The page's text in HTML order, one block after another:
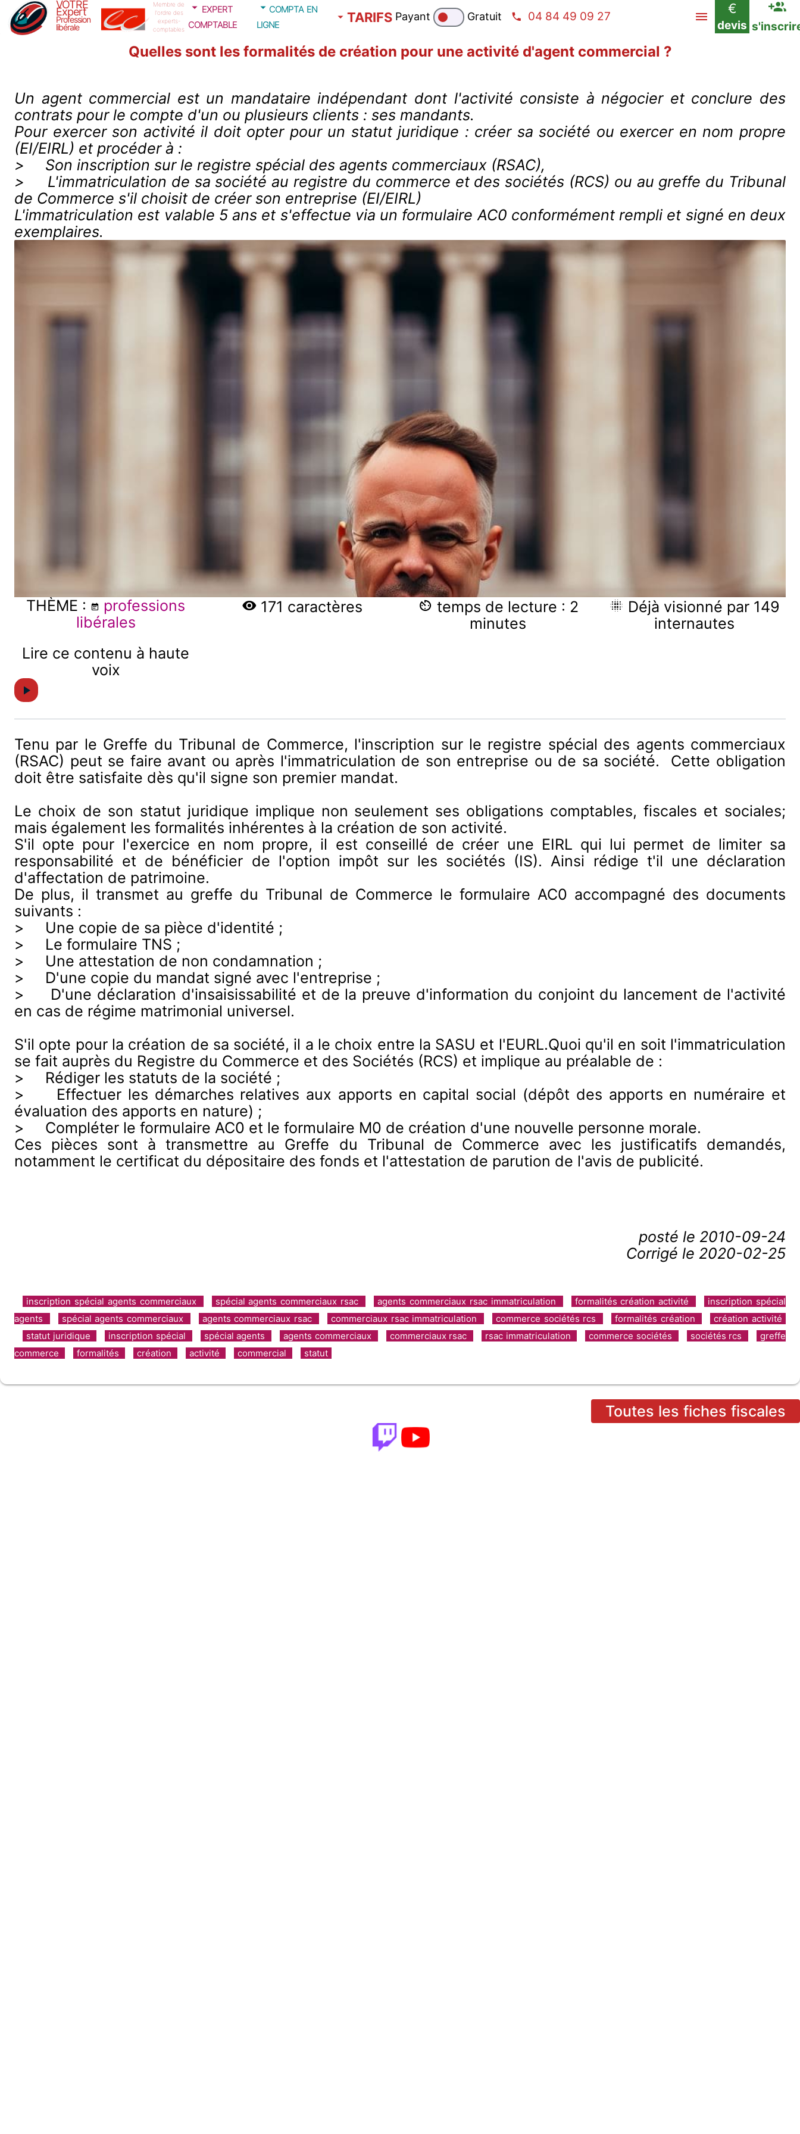
VOTRE
Expert
Profession
libérale
Membre de
l'ordre des
experts-
comptables
expert
comptable
compta en
ligne
TARIFS Payant Gratuit 04 84 49 09 27
€
devis
Quelles sont les formalités de création pour une activité d'agent commercial ?
Un agent commercial est un mandataire indépendant dont l'activité consiste à négocier et conclure des
contrats pour le compte d'un ou plusieurs clients : ses mandants.
Pour exercer son activité il doit opter pour un statut juridique : créer sa société ou exercer en nom propre
(EI/EIRL) et procéder à :
> Son inscription sur le registre spécial des agents commerciaux (RSAC),
> L'immatriculation de sa société au registre du commerce et des sociétés (RCS) ou au greffe du Tribunal
de Commerce s'il choisit de créer son entreprise (EI/EIRL)
L'immatriculation est valable 5 ans et s'effectue via un formulaire AC0 conformément rempli et signé en deux
exemplaires.
THÈME :
professions
libérales
171 caractères
temps de lecture : 2
minutes
Déjà visionné par 149
internautes
Lire ce contenu à haute
voix
Tenu par le Greffe du Tribunal de Commerce, l'inscription sur le registre spécial des agents commerciaux
(RSAC) peut se faire avant ou après l'immatriculation de son entreprise ou de sa société. Cette obligation
doit être satisfaite dès qu'il signe son premier mandat.
Le choix de son statut juridique implique non seulement ses obligations comptables, fiscales et sociales;
mais également les formalités inhérentes à la création de son activité.
S'il opte pour l'exercice en nom propre, il est conseillé de créer une EIRL qui lui permet de limiter sa
responsabilité et de bénéficier de l'option impôt sur les sociétés (IS). Ainsi rédige t'il une déclaration
d'affectation de patrimoine.
De plus, il transmet au greffe du Tribunal de Commerce le formulaire AC0 accompagné des documents
suivants :
> Une copie de sa pièce d'identité ;
> Le formulaire TNS ;
> Une attestation de non condamnation ;
> D'une copie du mandat signé avec l'entreprise ;
> D'une déclaration d'insaisissabilité et de la preuve d'information du conjoint du lancement de l'activité
en cas de régime matrimonial universel.
S'il opte pour la création de sa société, il a le choix entre la SASU et l'EURL.Quoi qu'il en soit l'immatriculation
se fait auprès du Registre du Commerce et des Sociétés (RCS) et implique au préalable de :
> Rédiger les statuts de la société ;
> Effectuer les démarches relatives aux apports en capital social (dépôt des apports en numéraire et
évaluation des apports en nature) ;
> Compléter le formulaire AC0 et le formulaire M0 de création d'une nouvelle personne morale.
Ces pièces sont à transmettre au Greffe du Tribunal de Commerce avec les justificatifs demandés,
notamment le certificat du dépositaire des fonds et l'attestation de parution de l'avis de publicité.
posté le 2010-09-24
Corrigé le 2020-02-25
inscription spécial agents commerciaux spécial agents commerciaux rsac agents commerciaux rsac immatriculation formalités création activité
inscription spécial
agents
spécial agents commerciaux agents commerciaux rsac commerciaux rsac immatriculation commerce sociétés rcs formalités création
création activité
statut juridique
inscription spécial spécial agents agents commerciaux commerciaux rsac rsac immatriculation commerce sociétés sociétés rcs
greffe
commerce
formalités création activité commercial statut
Toutes les fiches fiscales